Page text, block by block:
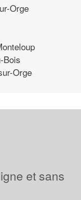
Orge
Bois
Orge
et sans